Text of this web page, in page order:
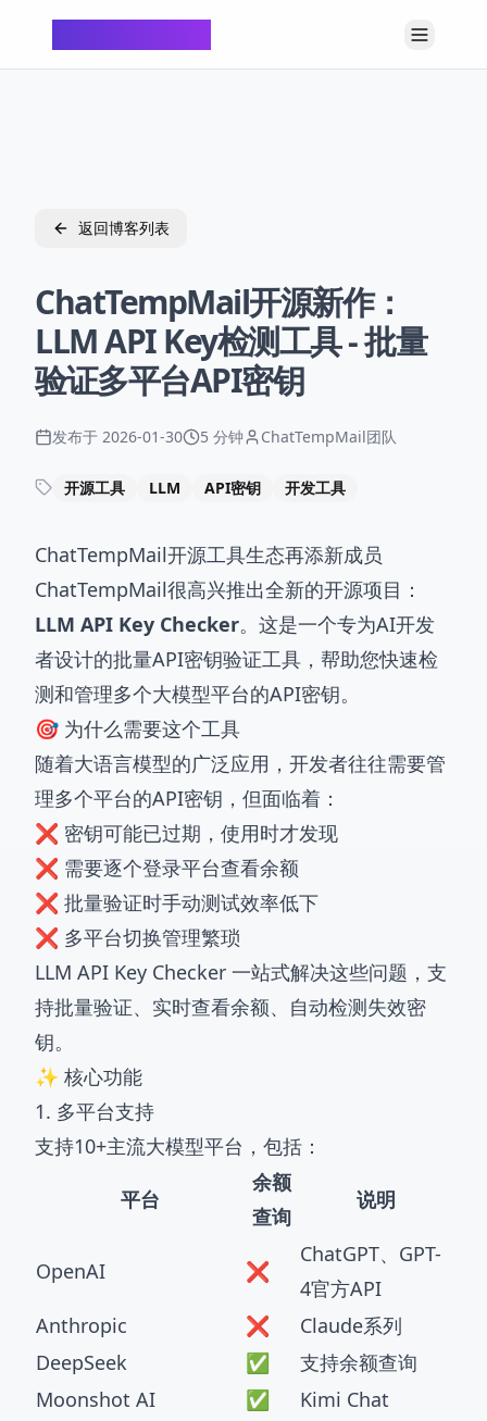
返回博客列表
ChatTempMail开源新作：
LLM API Key检测工具 - 批量
验证多平台API密钥
发布于 2026-01-30 5 分钟 ChatTempMail团队
开源工具 LLM API密钥 开发工具
ChatTempMail开源工具生态再添新成员
ChatTempMail很高兴推出全新的开源项目：
LLM API Key Checker。这是一个专为AI开发
者设计的批量API密钥验证工具，帮助您快速检
测和管理多个大模型平台的API密钥。
🎯 为什么需要这个工具
随着大语言模型的广泛应用，开发者往往需要管
理多个平台的API密钥，但面临着：
❌ 密钥可能已过期，使用时才发现
❌ 需要逐个登录平台查看余额
❌ 批量验证时手动测试效率低下
❌ 多平台切换管理繁琐
LLM API Key Checker 一站式解决这些问题，支
持批量验证、实时查看余额、自动检测失效密
钥。
✨ 核心功能
1. 多平台支持
支持10+主流大模型平台，包括：
平台
余额
查询
说明
OpenAI ❌
ChatGPT、GPT-
4官方API
Anthropic
❌
Claude系列
DeepSeek
✅
支持余额查询
Moonshot AI
✅
Kimi Chat